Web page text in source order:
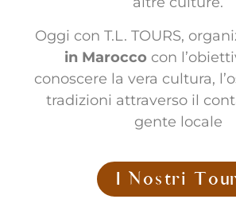
Oggi con T.L. TOURS,
in Marocco con
conoscere la vera cultura,
tradizioni attraverso il
gente locale
I Nostri